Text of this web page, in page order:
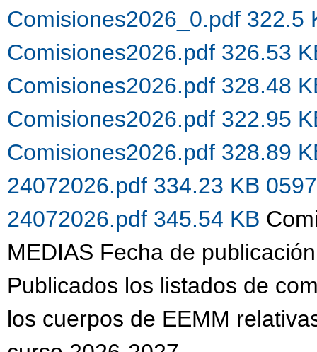
Comisiones2026_0.pdf 322.5
Comisiones2026.pdf 326.53
Comisiones2026.pdf 328.48
Comisiones2026.pdf 322.95
Comisiones2026.pdf 328.89
24072026.pdf 334.23 KB
24072026.pdf 345.54 KB
MEDIAS Fecha de
Publicados los listados de
los cuerpos de EEMM